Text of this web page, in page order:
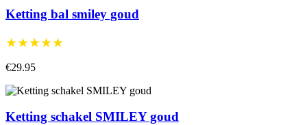
Ketting bal smiley goud
★★★★★
€29.95
Ketting schakel SMILEY goud